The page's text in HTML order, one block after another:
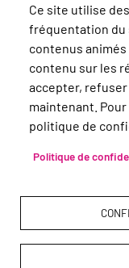
Jeudi de 14h à 17h
Ce site utilise
fréquentation du
contenus
contenu sur les
accepter,
maintenant.
politique de
Politique de